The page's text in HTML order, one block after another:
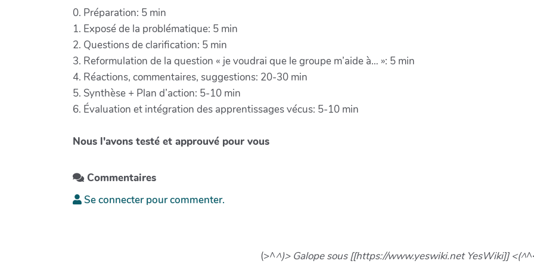
0. Préparation: 5 min
1. Exposé de la problématique: 5 min
2. Questions de clarification: 5 min
3. Reformulation de la question « je voudrai que le groupe m’aide à… »: 5 min
4. Réactions, commentaires, suggestions: 20-30 min
5. Synthèse + Plan d’action: 5-10 min
6. Évaluation et intégration des apprentissages vécus: 5-10 min
Nous l'avons testé et approuvé pour vous
Commentaires
Se connecter pour commenter.
(>^^)> Galope sous [[https://www.yeswiki.net YesWiki]] <(^